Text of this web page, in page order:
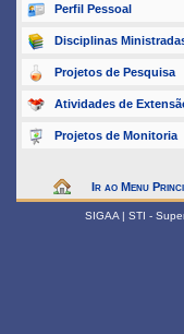
Perfil Pessoal
Disciplinas
Projetos de Pesquisa
Atividades de
Projetos de Monitoria
Ir ao Menu
SIGAA | STI -